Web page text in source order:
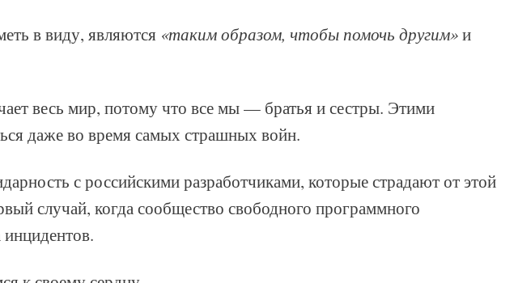
в виду, являются «таким образом, чтобы помочь другим»и
весь мир, потому что все мы — братья и сестры. Этими
даже во время самых страшных войн.
с российскими разработчиками, которые страдают от этой
случай, когда сообщество свободного программного
инцидентов.